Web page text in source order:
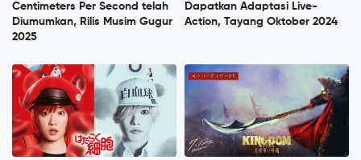
Centimeters Per Second telah
Diumumkan, Rilis Musim Gugur
2025
Dapatkan Adaptasi Live-
Action, Tayang Oktober 2024